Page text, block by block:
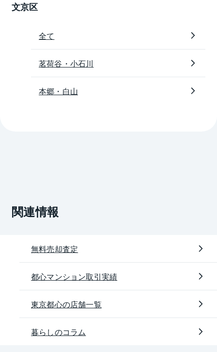
文京区
全て
茗荷谷・小石川
本郷・白山
関連情報
無料売却査定
都心マンション取引実績
東京都心の店舗一覧
暮らしのコラム